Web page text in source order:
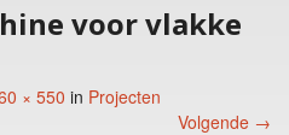
voor vlakke
× 550 in Projecten
Volgende →